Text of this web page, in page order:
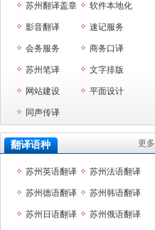
苏州翻译盖章 软件本地化
影音翻译 速记服务
会务服务 商务口译
苏州笔译 文字排版
网站建设 平面设计
同声传译
翻译语种 更多
苏州英语翻译 苏州法语翻译
苏州德语翻译 苏州韩语翻译
苏州日语翻译 苏州俄语翻译